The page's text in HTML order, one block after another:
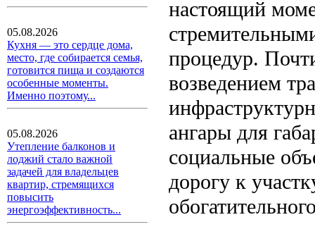
05.08.2026
Кухня — это сердце дома,
место, где собирается семья,
готовится пища и создаются
особенные моменты.
Именно поэтому...
05.08.2026
Утепление балконов и
лоджий стало важной
задачей для владельцев
квартир, стремящихся
повысить
энергоэффективность...
настоящий
процедур.
возведением
ангары для
социальные
дорогу к